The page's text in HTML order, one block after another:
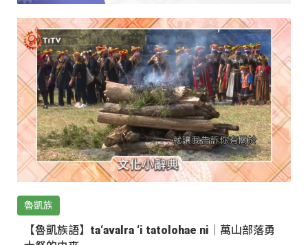
魯凱族
【魯凱族語】ta‘avalra ‘i tatolohae ni｜萬山部落勇